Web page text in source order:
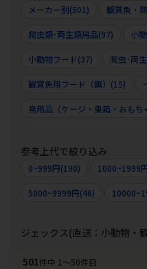
メーカー別(501) 観賞魚・
爬虫類･両生類用品(97) 小
小動物フード(37) 爬虫･両
観賞魚用フード（餌）(15)
鳥用品（ケージ・巣箱・おもち
参考上代で絞り込み
0~999円(190) 1000~1999
5000~9999円(46)
ジェックス(直送：小動物・
501件中 1〜50件目